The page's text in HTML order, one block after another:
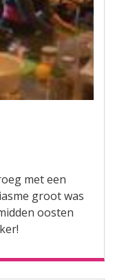
met een
groot was
oosten